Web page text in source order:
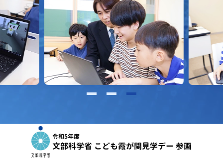
令和5年度
文部科学省 こども霞が関見学デー 参画